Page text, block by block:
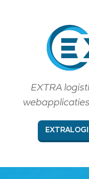
EXTRA